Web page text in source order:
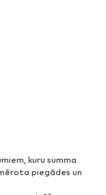
kuru summa
piegādes un